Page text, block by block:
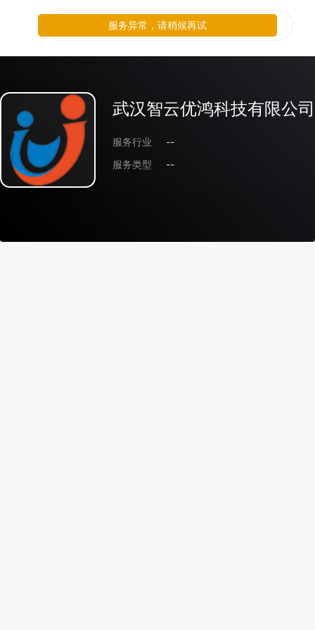
武汉智云优鸿科技有限公司
服务行业
--
服务类型
--
服务异常，请稍候再试